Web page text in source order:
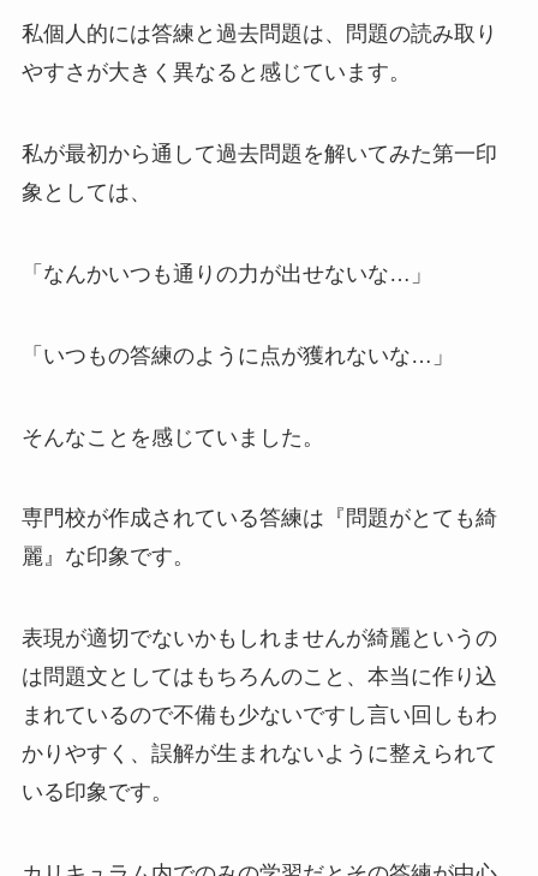
私個人的には答練と過去問題は、問題の読み取り
やすさが大きく異なると感じています。
私が最初から通して過去問題を解いてみた第一印
象としては、
「なんかいつも通りの力が出せないな…」
「いつもの答練のように点が獲れないな…」
そんなことを感じていました。
専門校が作成されている答練は『問題がとても綺
麗』な印象です。
表現が適切でないかもしれませんが綺麗というの
は問題文としてはもちろんのこと、本当に作り込
まれているので不備も少ないですし言い回しもわ
かりやすく、誤解が生まれないように整えられて
いる印象です。